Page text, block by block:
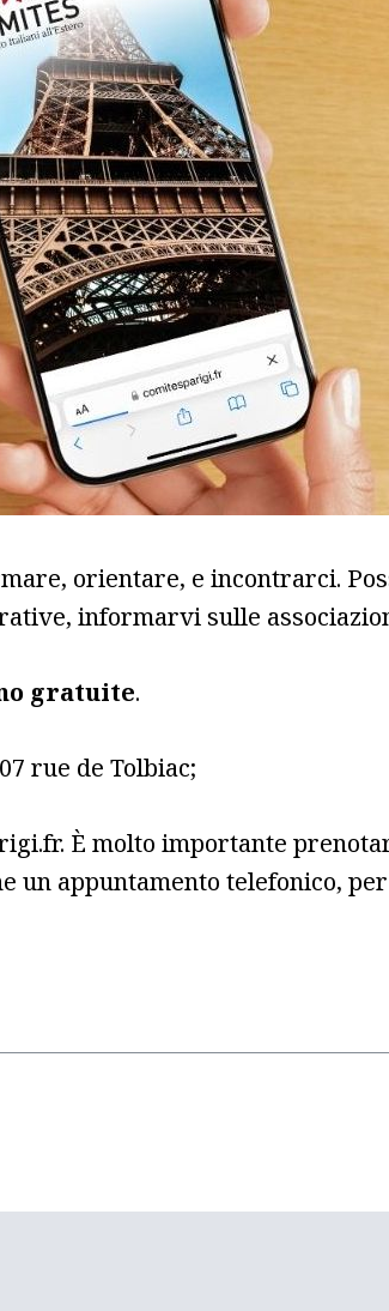
orientare, e incontrarci.
informarvi sulle
gratuite.
rue de Tolbiac;
È molto importante
appuntamento telefonico,